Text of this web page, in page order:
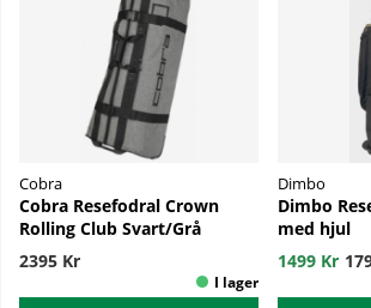
Cobra
Cobra Resefodral Crown
Rolling Club Svart/Grå
2395 Kr
Dimbo
Dimbo
med hjul
1499 Kr